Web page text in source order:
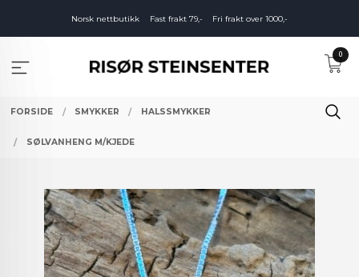
innholdet
Norsk nettbutikk Fast frakt 79,- Fri frakt over 1000,-
0
FORSIDE SMYKKER HALSSMYKKER
SØLVANHENG M/KJEDE